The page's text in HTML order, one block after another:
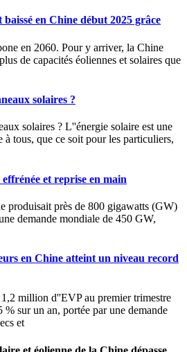
baissé en Chine début 2025 grâce
en 2060. Pour y arriver, la Chine
de capacités éoliennes et solaires que
solaires ?
solaires ? L''énergie solaire est une
à tous, que ce soit pour les particuliers,
et reprise en main
produisait près de 800 gigawatts (GW)
demande mondiale de 450 GW,
en Chine atteint un niveau record
million d''EVP au premier trimestre
% sur un an, portée par une demande
et